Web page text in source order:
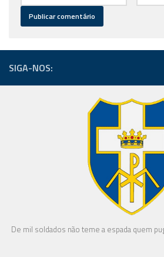
SIGA-NOS:
De mil soldados não teme a espada quem